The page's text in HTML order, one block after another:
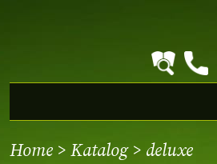
Home > Katalog> deluxe